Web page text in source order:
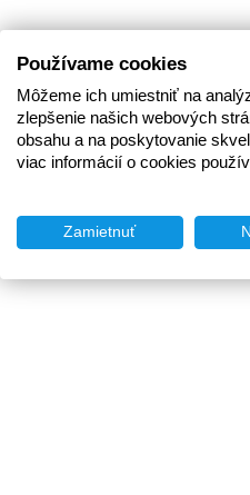
Používame cookies
Môžeme ich umiestniť na
zlepšenie našich webových
obsahu a na poskytovanie
viac informácií o cookies
Zamietnuť